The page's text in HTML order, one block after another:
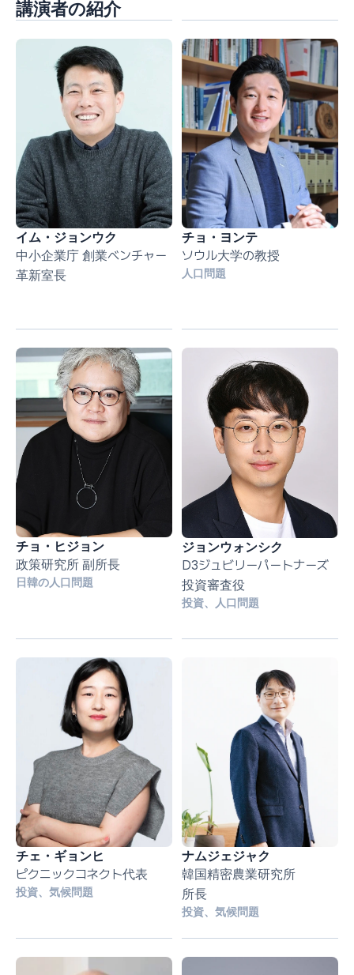
講演者の紹介
イム・ジョンウク
中小企業庁 創業ベンチャー
革新室長
チョ・ヨンテ
ソウル大学の教授
人口問題
チョ・ヒジョン
政策研究所 副所長
日韓の人口問題
ジョンウォンシク
D3ジュビリーパートナーズ
投資審査役
投資、人口問題
チェ・ギョンヒ
ピクニックコネクト代表
投資、気候問題
ナムジェジャク
韓国精密農業研究所
所長
投資、気候問題